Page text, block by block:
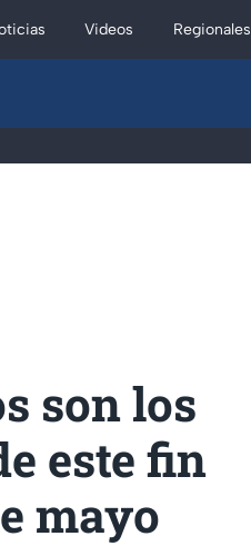
Videos Regionales
son los
este fin
mayo